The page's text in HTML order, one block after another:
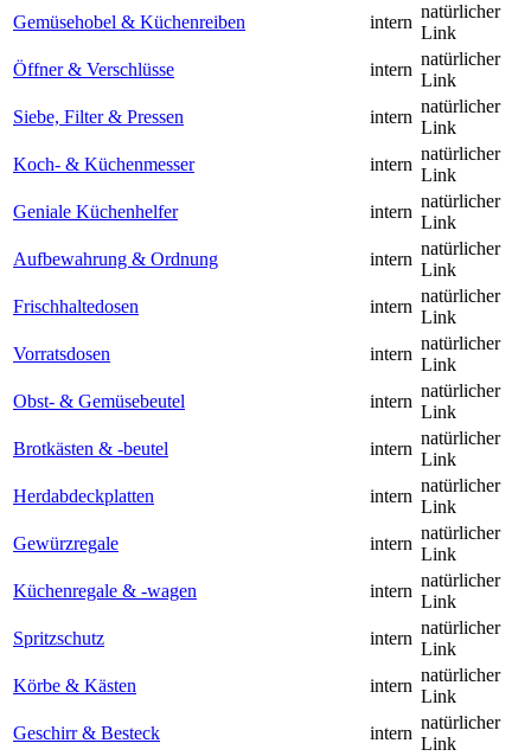
Gemüsehobel & Küchenreiben
intern
natürlicher
Link
Öffner & Verschlüsse
intern
natürlicher
Link
Siebe, Filter & Pressen
intern
natürlicher
Link
Koch- & Küchenmesser
intern
natürlicher
Link
Geniale Küchenhelfer
intern
natürlicher
Link
Aufbewahrung & Ordnung
intern
natürlicher
Link
Frischhaltedosen
intern
natürlicher
Link
Vorratsdosen
intern
natürlicher
Link
Obst- & Gemüsebeutel
intern
natürlicher
Link
Brotkästen & -beutel
intern
natürlicher
Link
Herdabdeckplatten
intern
natürlicher
Link
Gewürzregale
intern
natürlicher
Link
Küchenregale & -wagen
intern
natürlicher
Link
Spritzschutz
intern
natürlicher
Link
Körbe & Kästen
intern
natürlicher
Link
Geschirr & Besteck
intern
natürlicher
Link